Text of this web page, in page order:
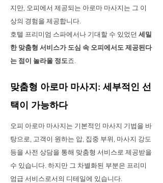
지만, 오피에서 제공되는 아로마 마사지는 그 이
상의 경험을 제공합니다.
호텔 프리미엄 스파에서나 기대할 수 있었던 세밀
한 맞춤형 서비스가 도심 속 오피에서도 제공된다
는 점이 놀라울 정도죠.
맞춤형 아로마 마사지: 세부적인 선
택이 가능하다
오피 아로마 마사지는 기본적인 마사지 기법을 바
탕으로, 고객이 원하는 압, 집중 부위, 마사지 강도
등을 사전 상담을 통해 맞춤형 서비스로 제공받을
수 있습니다. 하지만 그 차별화된 부분은 프리미
엄급 서비스로서의 디테일에 있습니다.